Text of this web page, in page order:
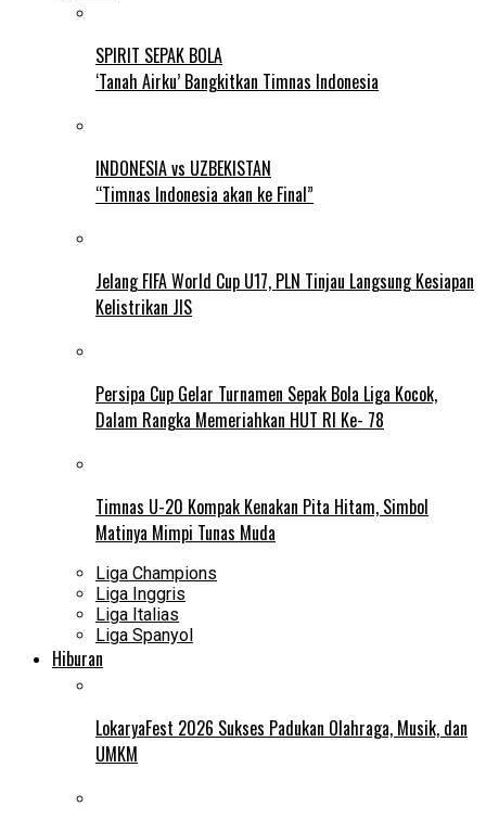
SPIRIT SEPAK BOLA
‘Tanah Airku’ Bangkitkan Timnas Indonesia
INDONESIA vs UZBEKISTAN
“Timnas Indonesia akan ke Final”
Jelang FIFA World Cup U17, PLN Tinjau Langsung Kesiapan
Kelistrikan JIS
Persipa Cup Gelar Turnamen Sepak Bola Liga Kocok,
Dalam Rangka Memeriahkan HUT RI Ke- 78
Timnas U-20 Kompak Kenakan Pita Hitam, Simbol
Matinya Mimpi Tunas Muda
Liga Champions
Liga Inggris
Liga Italias
Liga Spanyol
Hiburan
LokaryaFest 2026 Sukses Padukan Olahraga, Musik, dan
UMKM